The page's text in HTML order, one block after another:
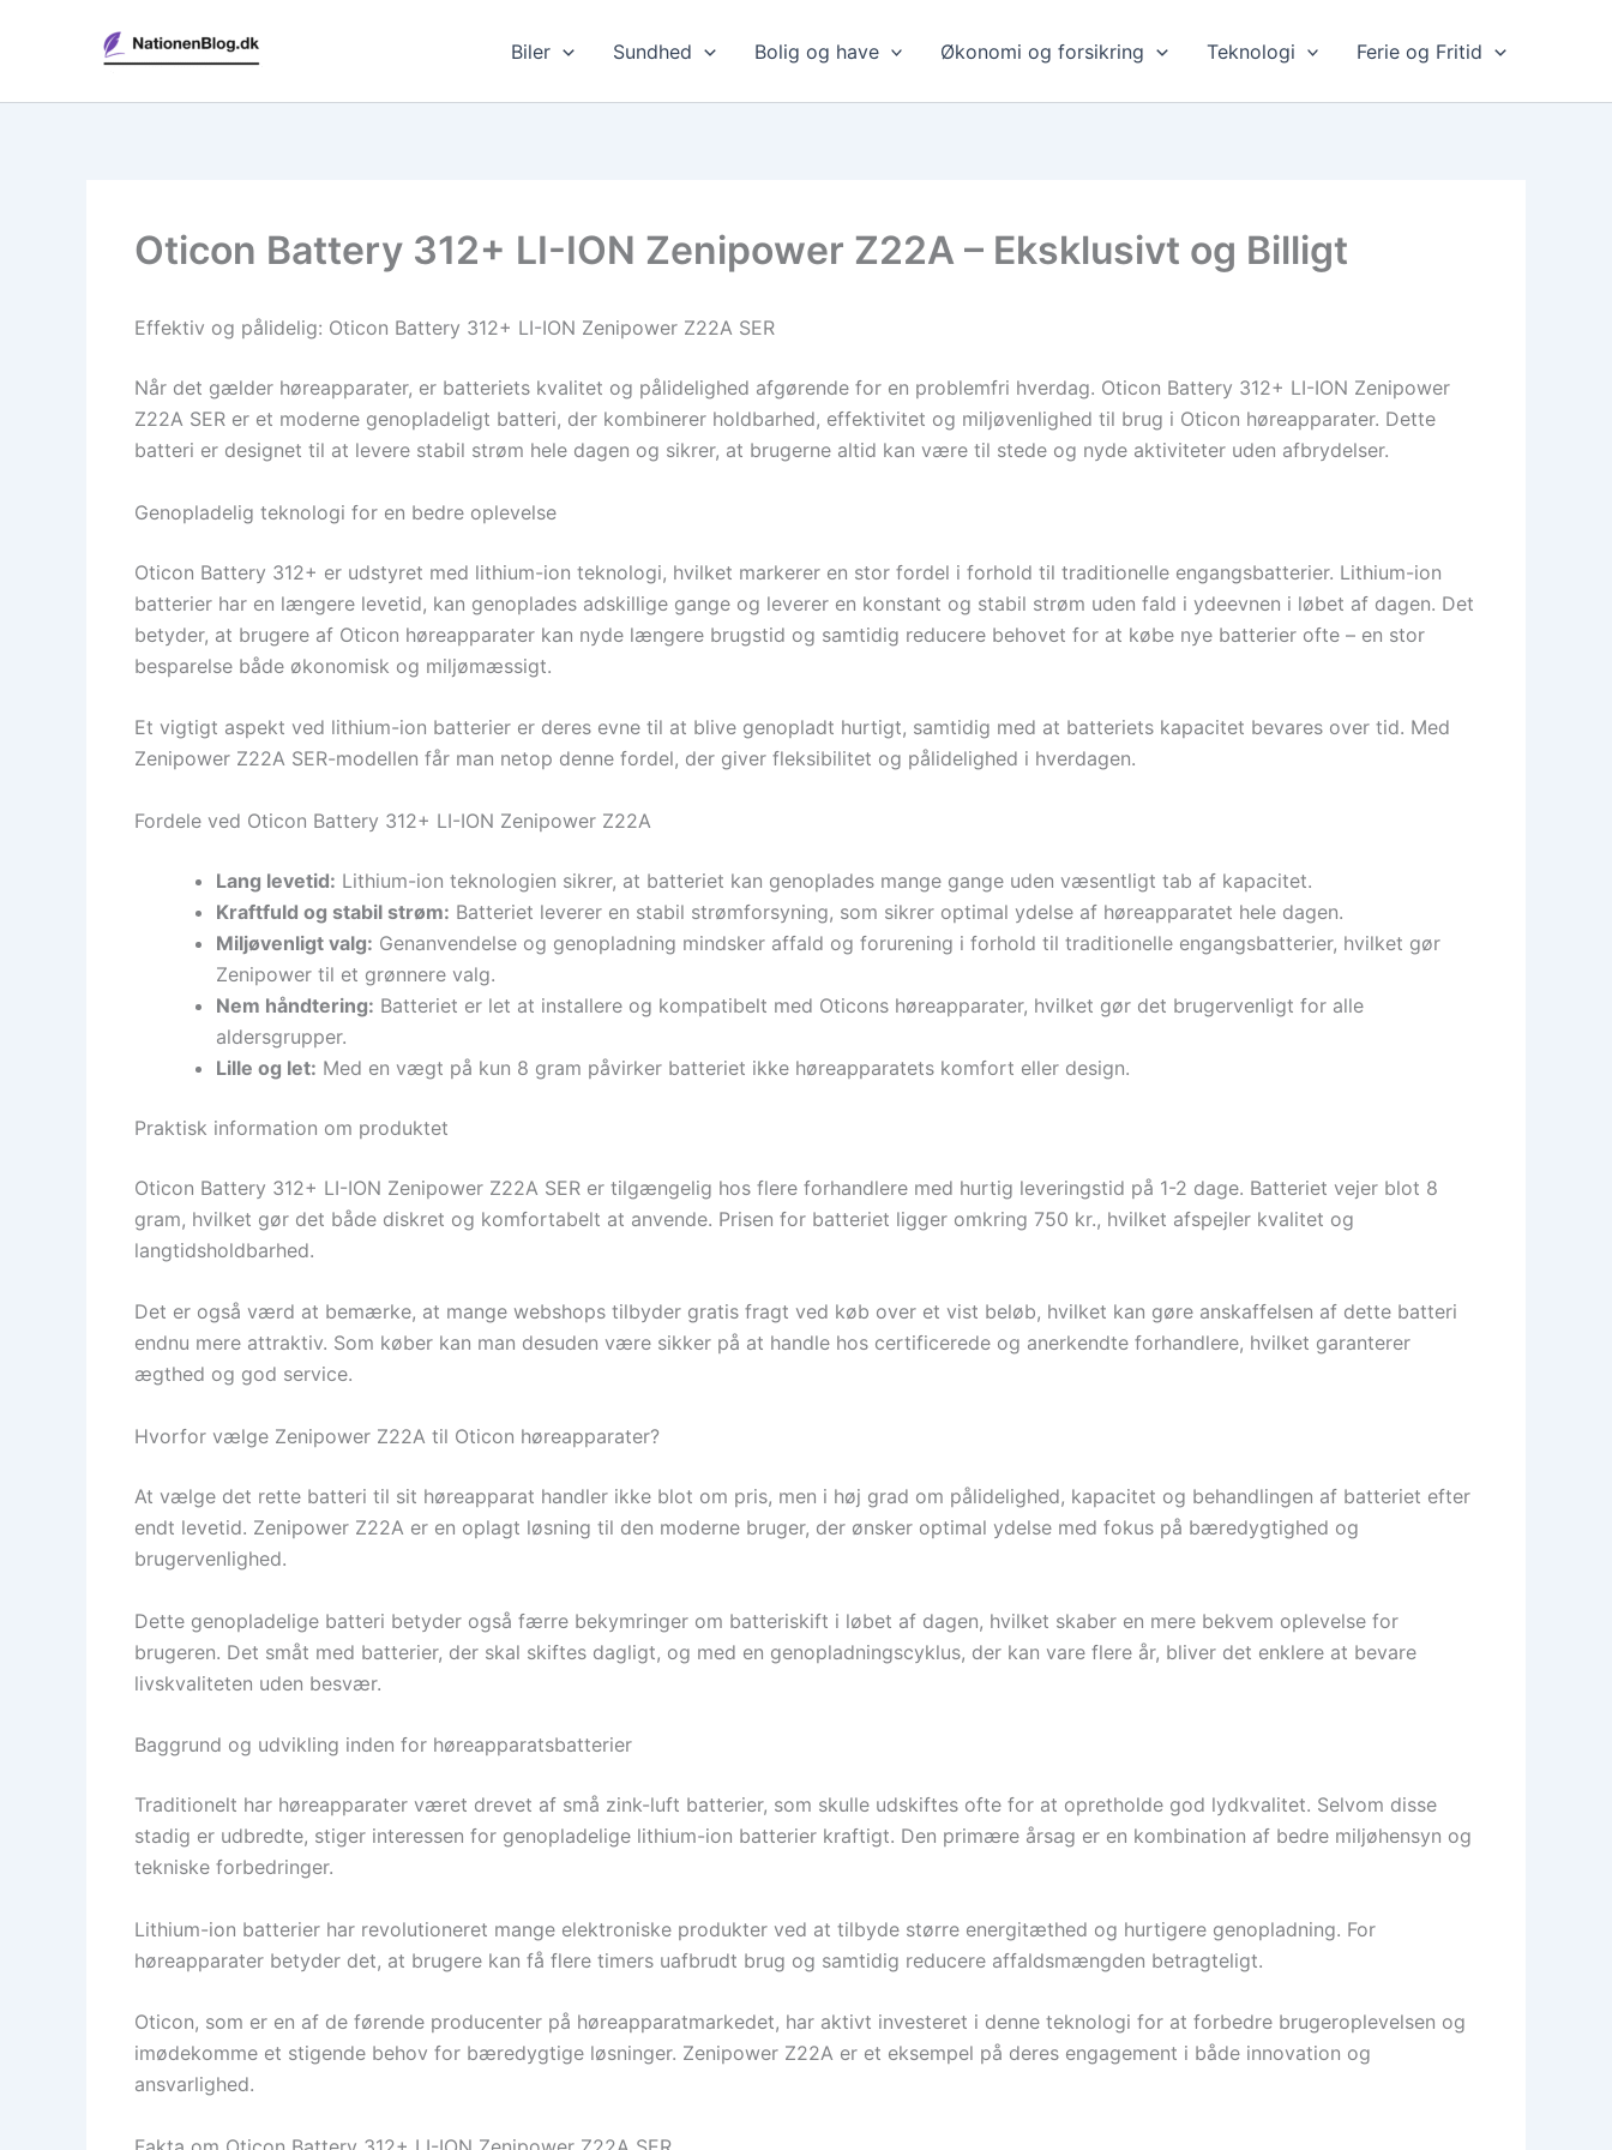
Biler Sundhed Bolig og have Økonomi og forsikring Teknologi Ferie og Fritid
Oticon Battery 312+ LI-ION Zenipower Z22A – Eksklusivt og Billigt
Effektiv og pålidelig: Oticon Battery 312+ LI-ION Zenipower Z22A SER
Når det gælder høreapparater, er batteriets kvalitet og pålidelighed afgørende for en problemfri hverdag. Oticon Battery 312+ LI-ION Zenipower
Z22A SER er et moderne genopladeligt batteri, der kombinerer holdbarhed, effektivitet og miljøvenlighed til brug i Oticon høreapparater. Dette
batteri er designet til at levere stabil strøm hele dagen og sikrer, at brugerne altid kan være til stede og nyde aktiviteter uden afbrydelser.
Genopladelig teknologi for en bedre oplevelse
Oticon Battery 312+ er udstyret med lithium-ion teknologi, hvilket markerer en stor fordel i forhold til traditionelle engangsbatterier. Lithium-ion
batterier har en længere levetid, kan genoplades adskillige gange og leverer en konstant og stabil strøm uden fald i ydeevnen i løbet af dagen. Det
betyder, at brugere af Oticon høreapparater kan nyde længere brugstid og samtidig reducere behovet for at købe nye batterier ofte – en stor
besparelse både økonomisk og miljømæssigt.
Et vigtigt aspekt ved lithium-ion batterier er deres evne til at blive genopladt hurtigt, samtidig med at batteriets kapacitet bevares over tid. Med
Zenipower Z22A SER-modellen får man netop denne fordel, der giver fleksibilitet og pålidelighed i hverdagen.
Fordele ved Oticon Battery 312+ LI-ION Zenipower Z22A
Lang levetid: Lithium-ion teknologien sikrer, at batteriet kan genoplades mange gange uden væsentligt tab af kapacitet.
Kraftfuld og stabil strøm: Batteriet leverer en stabil strømforsyning, som sikrer optimal ydelse af høreapparatet hele dagen.
Miljøvenligt valg: Genanvendelse og genopladning mindsker affald og forurening i forhold til traditionelle engangsbatterier, hvilket gør
Zenipower til et grønnere valg.
Nem håndtering: Batteriet er let at installere og kompatibelt med Oticons høreapparater, hvilket gør det brugervenligt for alle
aldersgrupper.
Lille og let: Med en vægt på kun 8 gram påvirker batteriet ikke høreapparatets komfort eller design.
Praktisk information om produktet
Oticon Battery 312+ LI-ION Zenipower Z22A SER er tilgængelig hos flere forhandlere med hurtig leveringstid på 1-2 dage. Batteriet vejer blot 8
gram, hvilket gør det både diskret og komfortabelt at anvende. Prisen for batteriet ligger omkring 750 kr., hvilket afspejler kvalitet og
langtidsholdbarhed.
Det er også værd at bemærke, at mange webshops tilbyder gratis fragt ved køb over et vist beløb, hvilket kan gøre anskaffelsen af dette batteri
endnu mere attraktiv. Som køber kan man desuden være sikker på at handle hos certificerede og anerkendte forhandlere, hvilket garanterer
ægthed og god service.
Hvorfor vælge Zenipower Z22A til Oticon høreapparater?
At vælge det rette batteri til sit høreapparat handler ikke blot om pris, men i høj grad om pålidelighed, kapacitet og behandlingen af batteriet efter
endt levetid. Zenipower Z22A er en oplagt løsning til den moderne bruger, der ønsker optimal ydelse med fokus på bæredygtighed og
brugervenlighed.
Dette genopladelige batteri betyder også færre bekymringer om batteriskift i løbet af dagen, hvilket skaber en mere bekvem oplevelse for
brugeren. Det småt med batterier, der skal skiftes dagligt, og med en genopladningscyklus, der kan vare flere år, bliver det enklere at bevare
livskvaliteten uden besvær.
Baggrund og udvikling inden for høreapparatsbatterier
Traditionelt har høreapparater været drevet af små zink-luft batterier, som skulle udskiftes ofte for at opretholde god lydkvalitet. Selvom disse
stadig er udbredte, stiger interessen for genopladelige lithium-ion batterier kraftigt. Den primære årsag er en kombination af bedre miljøhensyn og
tekniske forbedringer.
Lithium-ion batterier har revolutioneret mange elektroniske produkter ved at tilbyde større energitæthed og hurtigere genopladning. For
høreapparater betyder det, at brugere kan få flere timers uafbrudt brug og samtidig reducere affaldsmængden betragteligt.
Oticon, som er en af de førende producenter på høreapparatmarkedet, har aktivt investeret i denne teknologi for at forbedre brugeroplevelsen og
imødekomme et stigende behov for bæredygtige løsninger. Zenipower Z22A er et eksempel på deres engagement i både innovation og
ansvarlighed.